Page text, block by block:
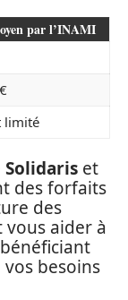
par l’INAMI
limité
Solidaris et
des forfaits
des
vous aider à
besoins